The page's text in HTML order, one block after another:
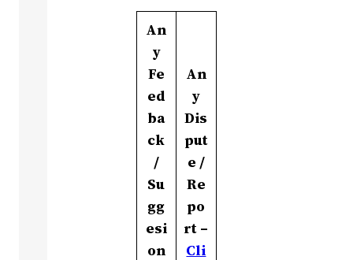
An
y
Fe
ed
ba
ck
/
Su
gg
esi
on
An
y
Dis
put
e /
Re
po
rt –
Cli